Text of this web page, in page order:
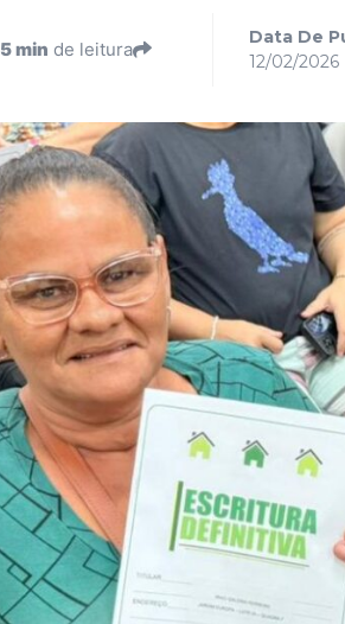
5 min de leitura
Data De
12/02/2026